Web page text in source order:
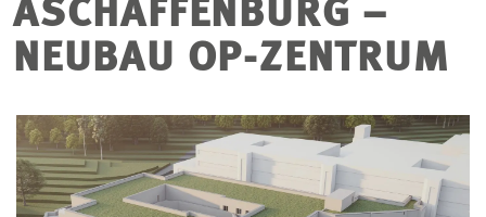
IM FOKUS
PROJEKTE
ASCHAFFENBURG –
NEUBAU OP-ZENTRUM